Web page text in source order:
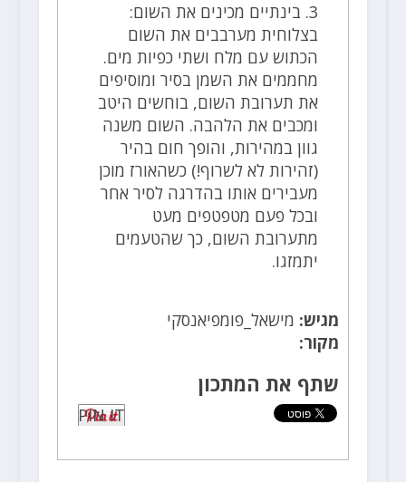
3. בינתיים מכינים את השום:
בצלוחית מערבבים את השום
הכתוש עם מלח ושתי כפיות מים.
מחממים את השמן בסיר ומוסיפים
את תערובת השום, בוחשים היטב
ומכבים את הלהבה. השום משנה
גוון במהירות, והופך חום בהיר
(זהירות לא לשרוף!) כשהאורז מוכן
מעבירים אותו בהדרגה לסיר אחר
ובכל פעם מטפטפים מעט
מתערובת השום, כך שהטעמים
יתמזגו.
מגיש: מישאל_פומפיאנסקי
מקור:
שתף את המתכון
PIN IT